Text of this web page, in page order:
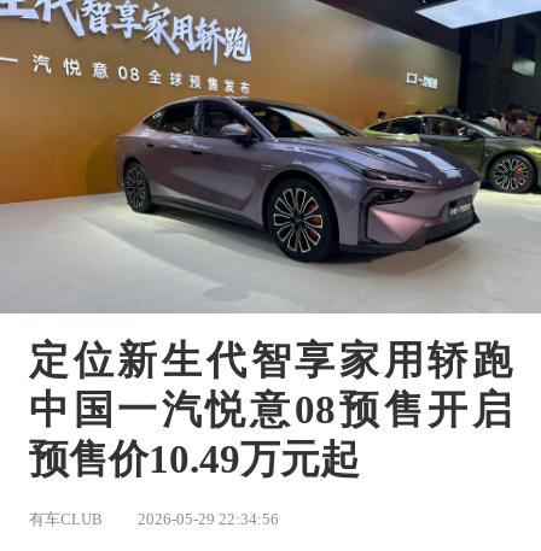
定位新生代智享家用轿跑
中国一汽悦意08预售开启
预售价10.49万元起
有车CLUB 2026-05-29 22:34:56